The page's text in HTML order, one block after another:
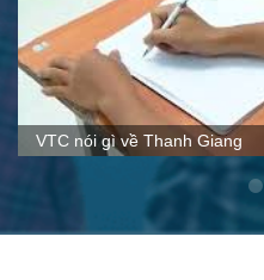
VTC nói gì về Thanh Giang